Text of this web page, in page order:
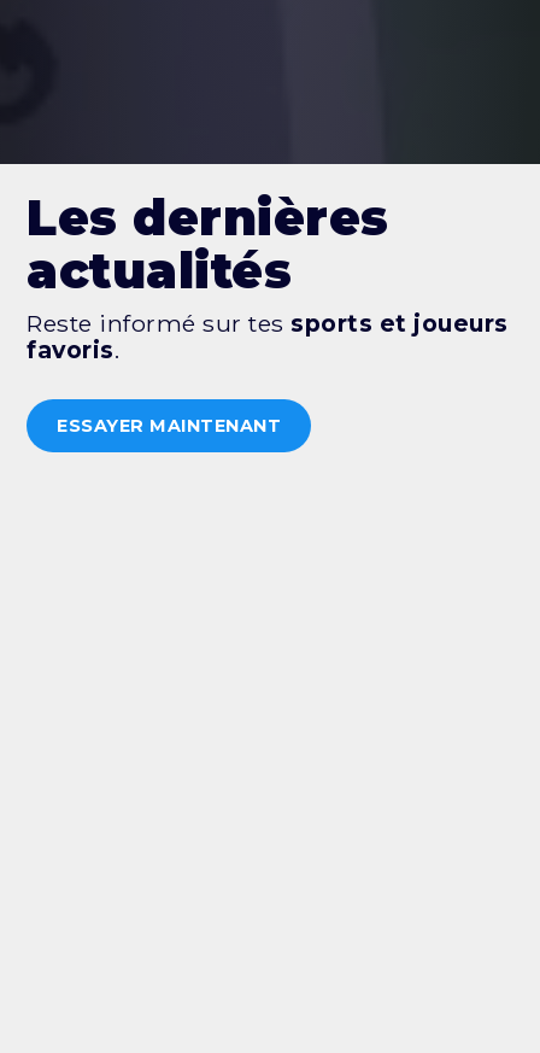
Les dernières
actualités
Reste informé sur tes sports et joueurs
favoris.
ESSAYER MAINTENANT